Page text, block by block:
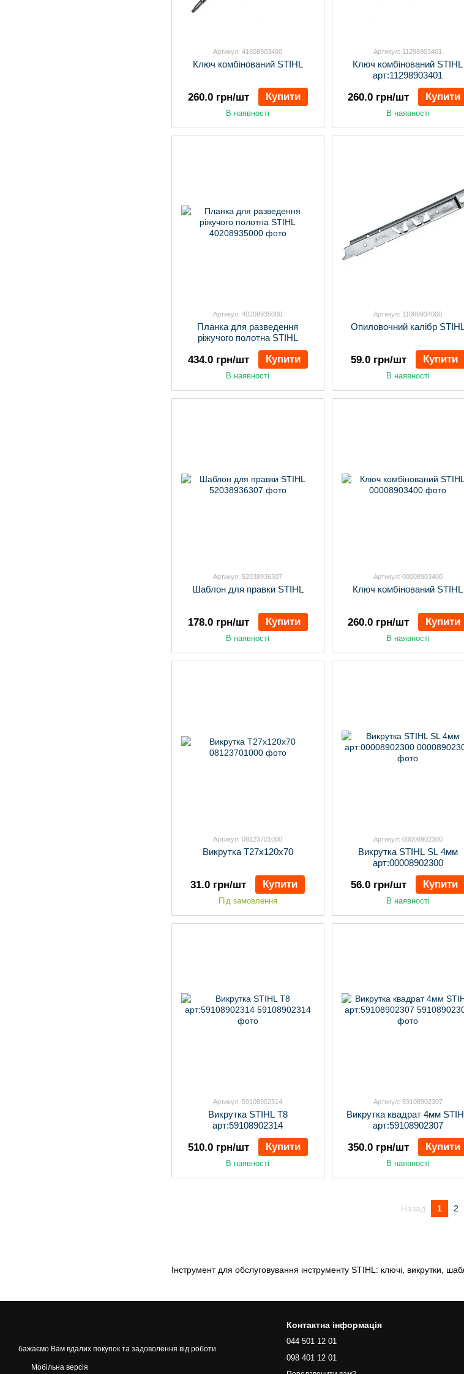
Інструмент для обслуговування інструменту STIHL: ключі, викрутки,
Артикул: 41808903400
Ключ комбінований STIHL
260.0 грн/шт Купити
В наявності
Артикул: 11298903401
Ключ комбінований STIHL
арт:11298903401
260.0 грн/шт Купити
В наявності
Артикул: 40208935000
Планка для разведення
ріжучого полотна STIHL
434.0 грн/шт Купити
В наявності
Артикул: 11068934000
Опиловочний калібр
59.0 грн/шт Купити
В наявності
Артикул: 52038936307
Шаблон для правки STIHL
178.0 грн/шт Купити
В наявності
Артикул: 00008903400
Ключ комбінований STIHL
260.0 грн/шт Купити
В наявності
Артикул: 08123701000
Викрутка Т27х120х70
31.0 грн/шт Купити
Під замовлення
Артикул: 00008902300
Викрутка STIHL SL 4мм
арт:00008902300
56.0 грн/шт Купити
В наявності
Артикул: 59108902314
Викрутка STIHL Т8
арт:59108902314
510.0 грн/шт Купити
В наявності
Артикул: 59108902307
Викрутка квадрат 4мм
арт:59108902307
350.0 грн/шт Купити
В наявності
Назад 1 2
бажаємо Вам вдалих покупок та задоволення від роботи
Мобільна версія
Контактна інформація
044 501 12 01
098 401 12 01